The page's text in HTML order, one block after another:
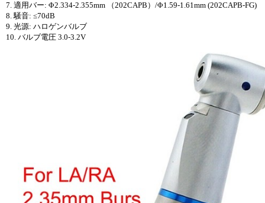
7. 適用バー: Φ2.334-2.355mm （202CAPB）/Φ1.59-1.61mm (202CAPB-FG)
8. 騒音: ≤70dB
9. 光源: ハロゲンバルブ
10. バルブ電圧 3.0-3.2V